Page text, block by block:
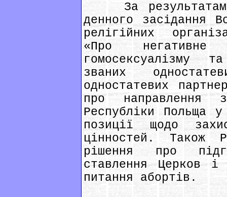
За результатами
денного засідання
релігійних
«Про
гомосексуалізму
званих
одностатевих
про направлення
Республіки Польща
позиції щодо
цінностей. Також
рішення про
ставлення Церков і
питання абортів.